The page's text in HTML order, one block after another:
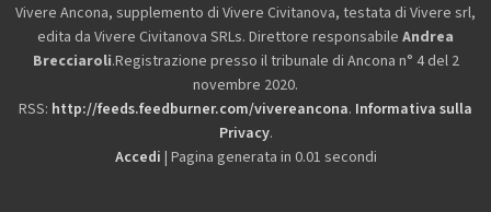
Vivere Ancona, supplemento di Vivere Civitanova, testata di Vivere srl,
edita da Vivere Civitanova SRLs. Direttore responsabile Andrea
Brecciaroli.Registrazione presso il tribunale di Ancona n° 4 del 2
novembre 2020.
RSS: http://feeds.feedburner.com/vivereancona. Informativa sulla
Privacy.
Accedi | Pagina generata in 0.01 secondi